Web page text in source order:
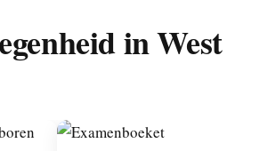
in West